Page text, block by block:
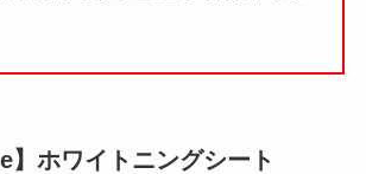
】ホワイトニングシート